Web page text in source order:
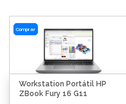
Comprar
Workstation Portátil HP
ZBook Fury 16 G11